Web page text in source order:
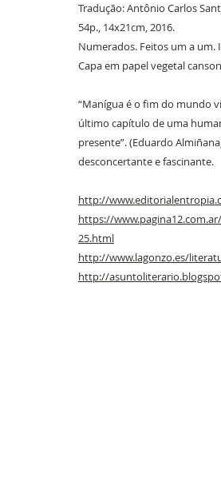
Tradução: Antônio Carlos
54p., 14x21cm, 2016.
Numerados. Feitos um a um.
Capa em papel vegetal
“Manígua é o fim do mundo
último capítulo de uma
presente”. (Eduardo
desconcertante e fascinante.
http://
https://
25.html
http://www.lagonzo.es/
http://